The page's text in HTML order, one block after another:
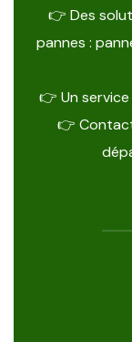
👉 Des
pannes :
👉 Un
👉